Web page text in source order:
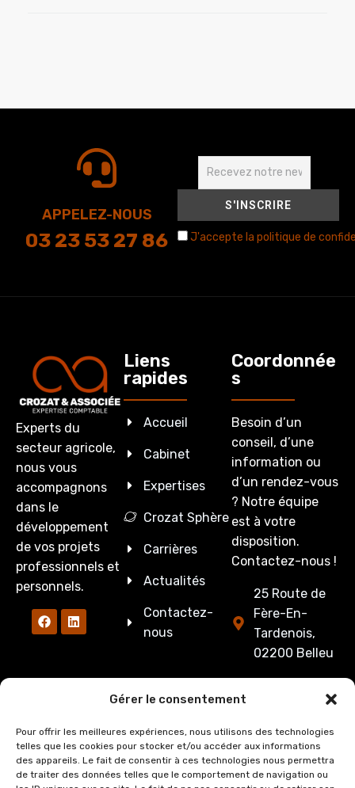
Gérer le consentement
Pour offrir les meilleures expériences, nous utilisons des technologies
telles que les cookies pour stocker et/ou accéder aux informations
des appareils. Le fait de consentir à ces technologies nous permettra
de traiter des données telles que le comportement de navigation ou
APPELEZ-NOUS
03 23 53 27 86 J'accepte la politique de
Experts du
secteur agricole,
nous vous
accompagnons
dans le
développement
de vos projets
professionnels et
personnels.
Liens
rapides
Accueil
Cabinet
Expertises
Crozat Sphère
Carrières
Actualités
Contactez-
nous
Coordonnée
s
Besoin d’un
conseil, d’une
information ou
d’un rendez-vous
? Notre équipe
est à votre
disposition.
Contactez-nous !
25 Route de
Fère-En-
Tardenois,
02200 Belleu
Du lundi au